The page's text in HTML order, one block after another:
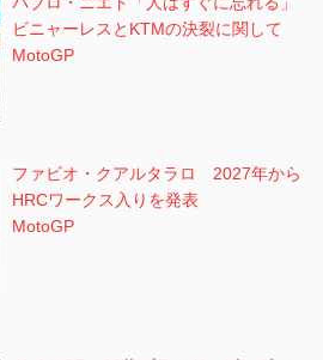
ビニャーレスとKTMの決裂に関して
MotoGP
ファビオ・クアルタラロ 2027年から
HRCワークス入りを発表
MotoGP